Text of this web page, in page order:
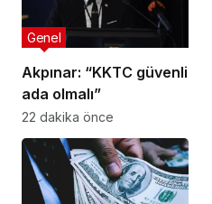
Akpınar: “KKTC güvenli
ada olmalı”
Genel
22 dakika önce